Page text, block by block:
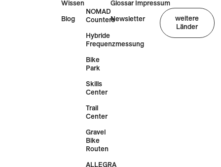
Wissen
Blog
NOMAD
Counters
Hybride
Frequenzmessung
Bike
Park
Skills
Center
Trail
Center
Gravel
Bike
Routen
ALLEGRA
Glossar
Newsletter
Impressum
weitere
Länder